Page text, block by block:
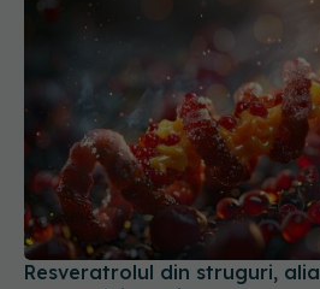
Resveratrolul din struguri,
cancerului ovarian
02 apr 2026, 10:09